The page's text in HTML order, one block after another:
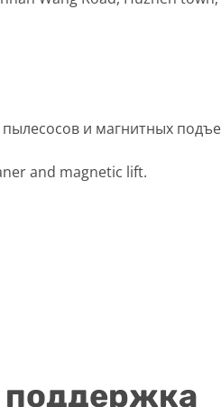
и магнитных
and magnetic lift.